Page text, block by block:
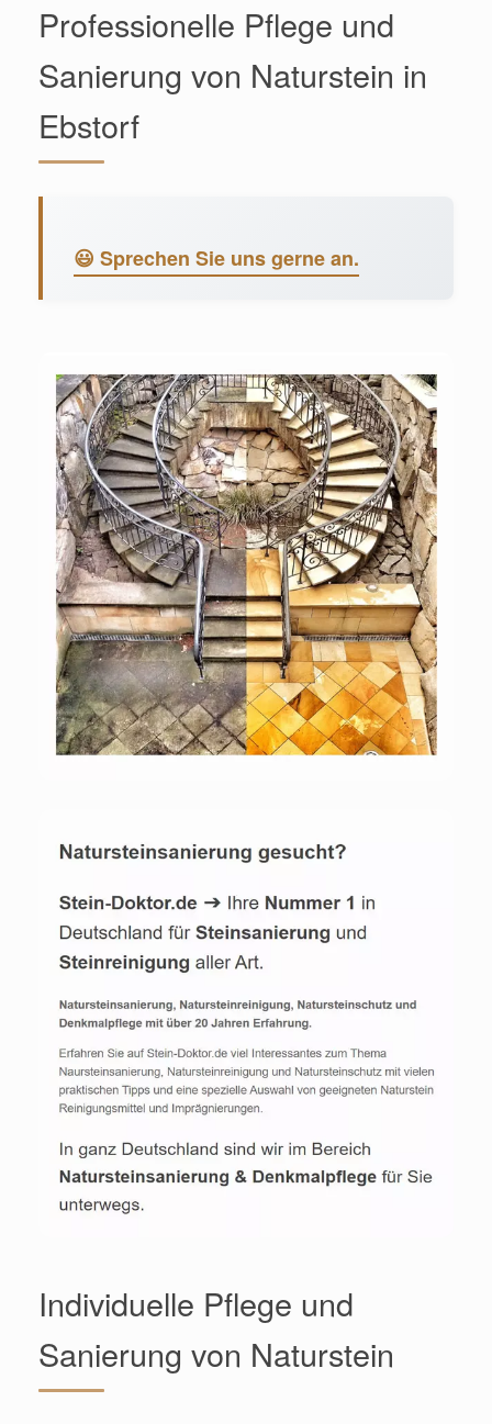
Professionelle Pflege und
Sanierung von Naturstein in
Ebstorf
😃 Sprechen Sie uns gerne an.
Individuelle Pflege und
Sanierung von Naturstein